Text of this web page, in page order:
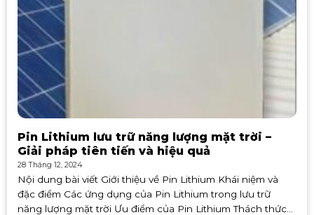
Pin Lithium lưu trữ năng lượng mặt trời –
Giải pháp tiên tiến và hiệu quả
28 Tháng 12, 2024
Nội dung bài viết Giới thiệu về Pin Lithium Khái niệm và
đặc điểm Các ứng dụng của Pin Lithium trong lưu trữ
năng lượng mặt trời Ưu điểm của Pin Lithium Thách thức